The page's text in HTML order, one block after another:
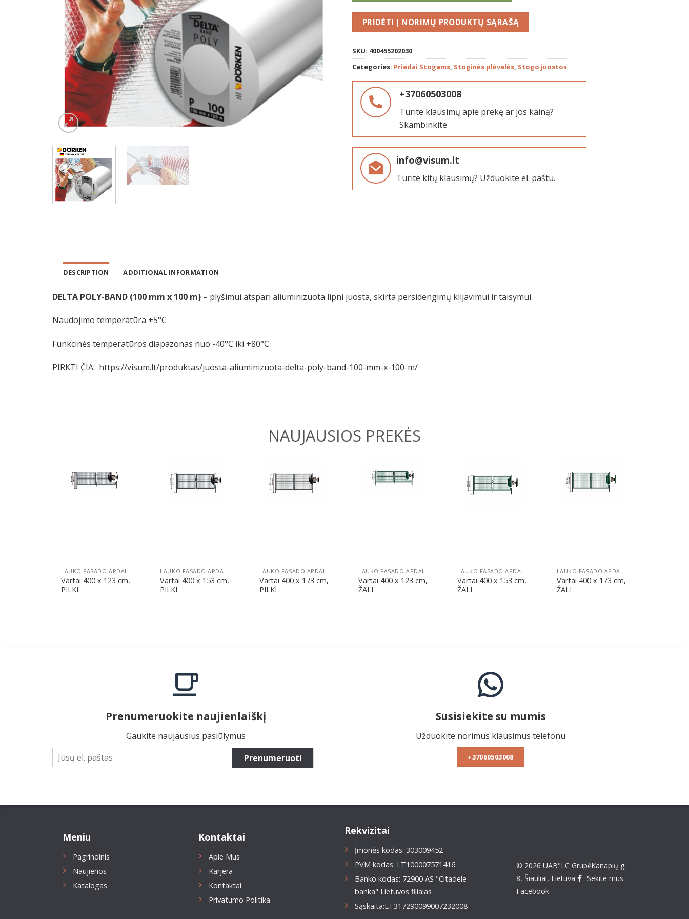
PRIDĖTI
SKU: 400455202030
Categories: Priedai Stogams, Stoginės plėvelės, Stogo juostos
+37060503008
Turite klausimų apie prekę ar jos kainą?
Skambinkite
info@visum.lt
Turite kitų klausimų? Užduokite el. paštu.
DESCRIPTION ADDITIONAL INFORMATION
DELTA POLY-BAND (100 mm x 100 m) – plyšimui atspari aliuminizuota lipni juosta, skirta persidengimų klijavimui ir taisymui.
Naudojimo temperatūra +5°C
Funkcinės temperatūros diapazonas nuo -40°C iki +80°C
PIRKTI ČIA: https://visum.lt/produktas/juosta-aliuminizuota-delta-poly-band-100-mm-x-100-m/
NAUJAUSIOS PREKĖS
Pridėti
Vartai 400 x 123 cm,
PILKI
Pridėti
Vartai 400 x 153 cm,
PILKI
Pridėti
Vartai 400 x 173 cm,
PILKI
Pridėti
Vartai 400 x 123 cm,
ŽALI
Pridėti
Vartai 400 x 153 cm,
ŽALI
Pridėti
Vartai 400 x 173 cm,
ŽALI
Prenumeruokite naujienlaiškį
Gaukite naujausius pasiūlymus
Prenumeruoti
Susisiekite su mumis
Užduokite norimus klausimus telefonu
+37060503008
Meniu
Pagrindinis
Naujienos
Katalogas
Kontaktai
Apie Mus
Karjera
Kontaktai
Privatumo Politika
Rekvizitai
Įmonės kodas: 303009452
PVM kodas: LT100007571416
Banko kodas: 72900 AS "Citadele
banka" Lietuvos filialas
Sąskaita:LT317290099007232008
© 2026 UAB"LC Grupė"Kanapių g.
8, Šiauliai, Lietuva
Sekite mus
Facebook